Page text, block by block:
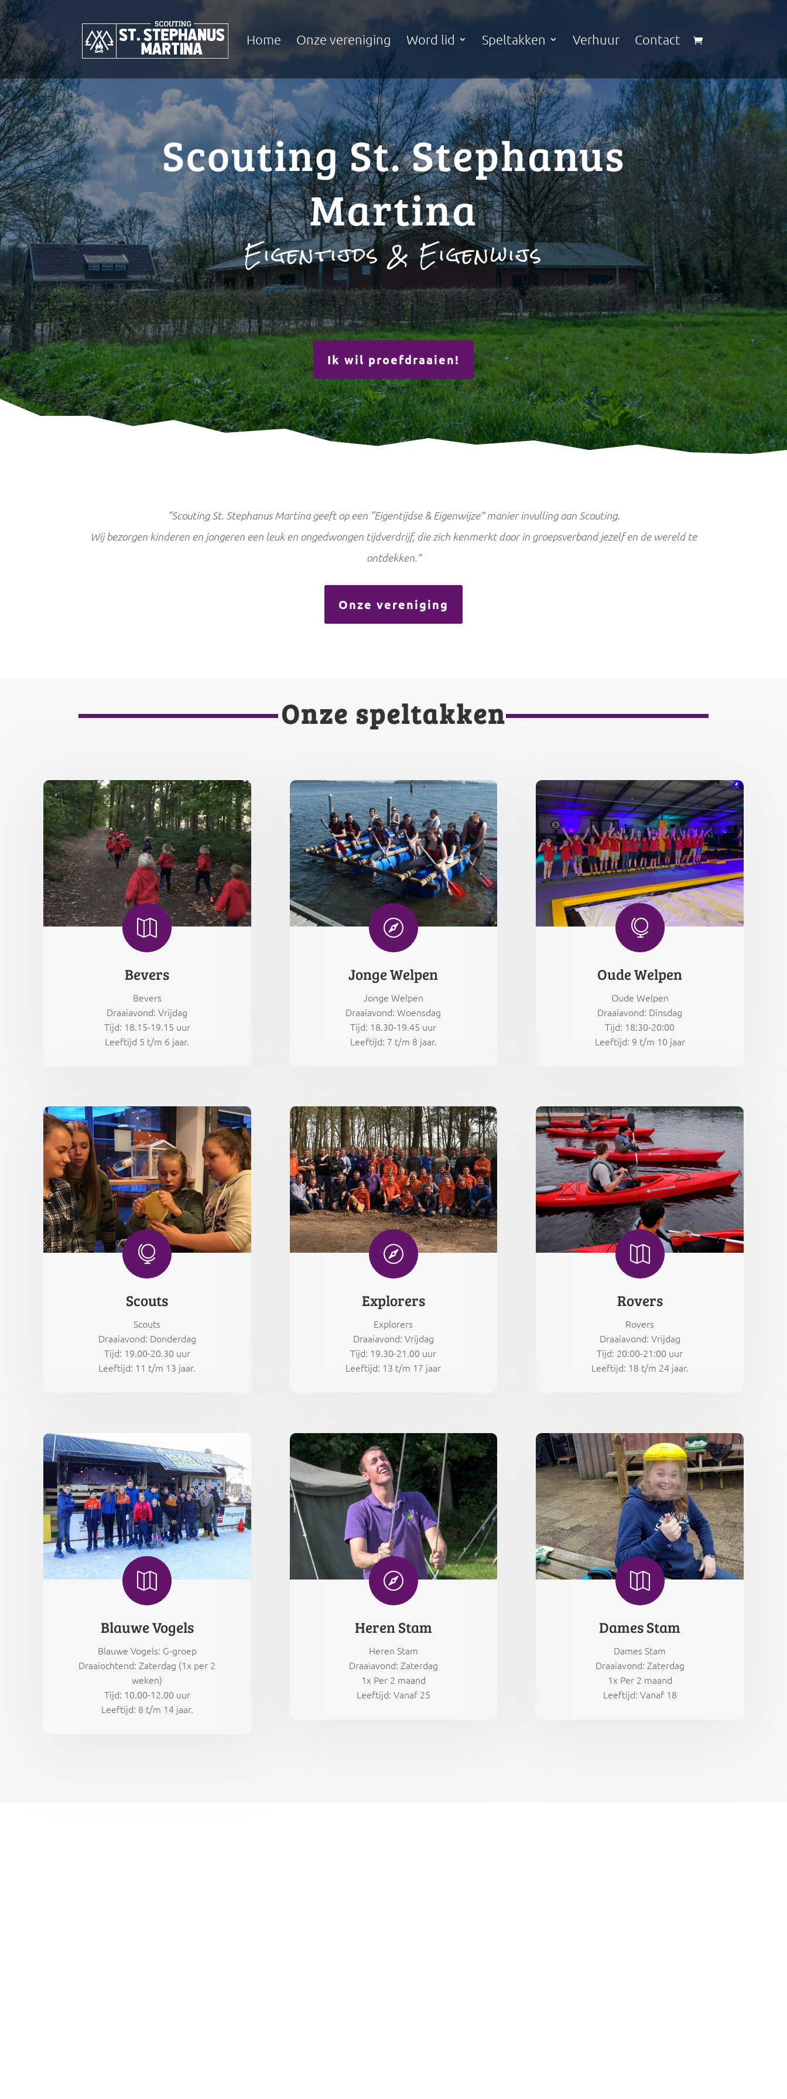
Home Onze vereniging Word lid Speltakken Verhuur Contact
Scouting St. Stephanus
Martina
Eigentijds & Eigenwijs
Ik wil proefdraaien!
“Scouting St. Stephanus Martina geeft op een “Eigentijdse & Eigenwijze” manier invulling aan Scouting.
Wij bezorgen kinderen en jongeren een leuk en ongedwongen tijdverdrijf, die zich kenmerkt door in groepsverband jezelf en de wereld te
ontdekken.”
Onze vereniging
Onze speltakken

Bevers
Bevers
Draaiavond: Vrijdag
Tijd: 18.15-19.15 uur
Leeftijd 5 t/m 6 jaar.

Jonge Welpen
Jonge Welpen
Draaiavond: Woensdag
Tijd: 18.30-19.45 uur
Leeftijd: 7 t/m 8 jaar.

Oude Welpen
Oude Welpen
Draaiavond: Dinsdag
Tijd: 18:30-20:00
Leeftijd: 9 t/m 10 jaar

Scouts
Scouts
Draaiavond: Donderdag
Tijd: 19.00-20.30 uur
Leeftijd: 11 t/m 13 jaar.

Explorers
Explorers
Draaiavond: Vrijdag
Tijd: 19.30-21.00 uur
Leeftijd: 13 t/m 17 jaar

Rovers
Rovers
Draaiavond: Vrijdag
Tijd: 20:00-21:00 uur
Leeftijd: 18 t/m 24 jaar.

Blauwe Vogels
Blauwe Vogels: G-groep
Draaiochtend: Zaterdag (1x per 2
weken)
Tijd: 10.00-12.00 uur
Leeftijd: 8 t/m 14 jaar.

Heren Stam
Heren Stam
Draaiavond: Zaterdag
1x Per 2 maand
Leeftijd: Vanaf 25

Dames Stam
Dames Stam
Draaiavond: Zaterdag
1x Per 2 maand
Leeftijd: Vanaf 18